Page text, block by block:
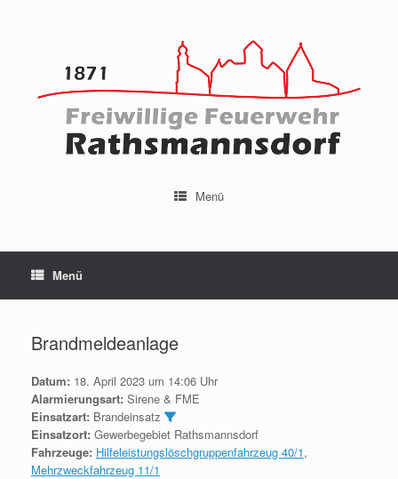
Menü
Menü
Brandmeldeanlage
Datum: 18. April 2023 um 14:06 Uhr
Alarmierungsart: Sirene & FME
Einsatzart: Brandeinsatz
Einsatzort: Gewerbegebiet Rathsmannsdorf
Fahrzeuge: Hilfeleistungslöschgruppenfahrzeug 40/1,
Mehrzweckfahrzeug 11/1